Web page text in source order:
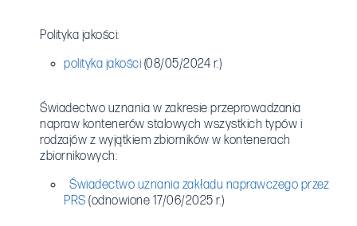
Polityka jakości:
polityka jakości (08/05/2024 r.)
Świadectwo uznania w zakresie przeprowadzania
napraw kontenerów stalowych wszystkich typów i
rodzajów z wyjątkiem zbiorników w kontenerach
zbiornikowych:
Świadectwo uznania zakładu naprawczego przez
PRS (odnowione 17/06/2025 r.)